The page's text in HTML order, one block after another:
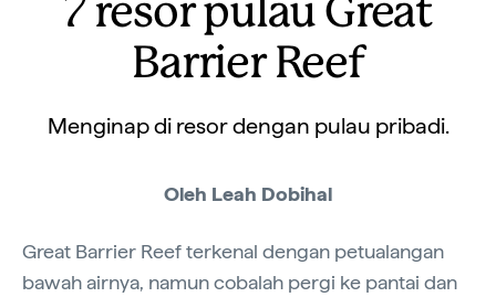
7 resor pulau Great
Barrier Reef
Menginap di resor dengan pulau pribadi.
Oleh Leah Dobihal
Great Barrier Reef terkenal dengan petualangan
bawah airnya, namun cobalah pergi ke pantai dan